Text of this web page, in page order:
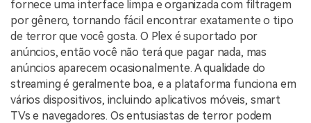
fornece uma interface limpa e organizada com filtragem
por gênero, tornando fácil encontrar exatamente o tipo
de terror que você gosta. O Plex é suportado por
anúncios, então você não terá que pagar nada, mas
anúncios aparecem ocasionalmente. A qualidade do
streaming é geralmente boa, e a plataforma funciona em
vários dispositivos, incluindo aplicativos móveis, smart
TVs e navegadores. Os entusiastas de terror podem